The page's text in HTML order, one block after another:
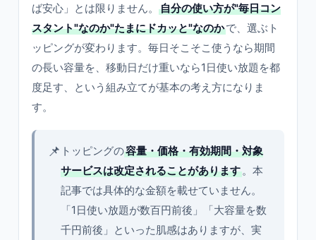
ば安心」とは限りません。
自分の使い方が"毎日コン
スタント"なのか"たまにドカッと"なのかで、選ぶト
ッピングが変わります。毎日そこそこ使うなら期間
の長い容量を、移動日だけ重いなら1日使い放題を都
度足す、という組み立てが基本の考え方になりま
す。
📌 トッピングの容量・価格・有効期間・対象
サービスは改定されることがあります。本
記事では具体的な金額を載せていません。
「1日使い放題が数百円前後」「大容量を数
千円前後」といった肌感はありますが、実